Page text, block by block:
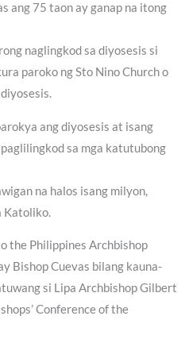
ang 75 taon ay ganap na itong
naglingkod sa diyosesis si
paroko ng Sto Nino Church o
ang diyosesis at isang
sa mga katutubong
na halos isang milyon,
Katoliko.
the Philippines Archbishop
Bishop Cuevas bilang kauna-
si Lipa Archbishop Gilbert
Conference of the